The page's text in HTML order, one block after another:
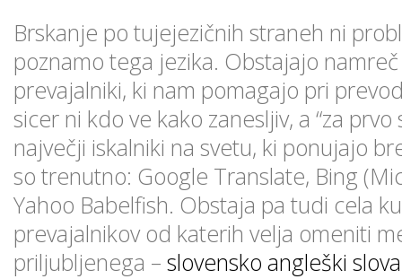
Brskanje po tujejezičnih straneh ni
poznamo tega jezika. Obstajajo
prevajalniki, ki nam pomagajo pri
sicer ni kdo ve kako zanesljiv, a “za
največji iskalniki na svetu, ki ponujajo
so trenutno: Google Translate, Bing
Yahoo Babelfish. Obstaja pa tudi cela
prevajalnikov od katerih velja omeniti
priljubljenega – slovensko angleški